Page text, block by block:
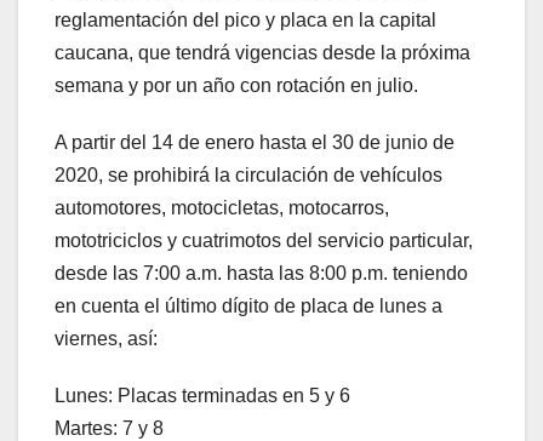
reglamentación del pico y placa en la capital
caucana, que tendrá vigencias desde la próxima
semana y por un año con rotación en julio.
A partir del 14 de enero hasta el 30 de junio de
2020, se prohibirá la circulación de vehículos
automotores, motocicletas, motocarros,
mototriciclos y cuatrimotos del servicio particular,
desde las 7:00 a.m. hasta las 8:00 p.m. teniendo
en cuenta el último dígito de placa de lunes a
viernes, así:
Lunes: Placas terminadas en 5 y 6
Martes: 7 y 8